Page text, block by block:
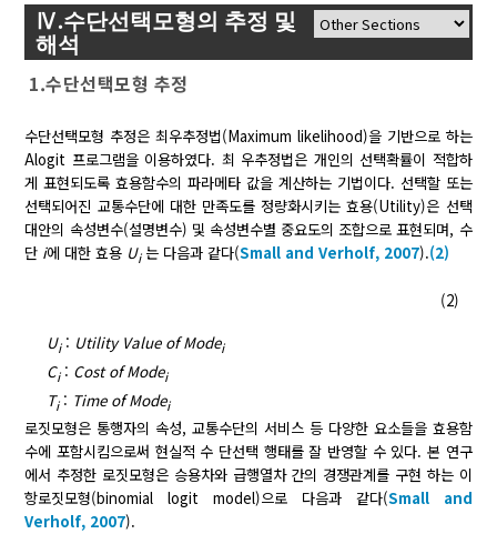
Ⅳ.수단선택모형의 추정 및
해석
1.수단선택모형 추정
수단선택모형 추정은 최우추정법(Maximum likelihood)을 기반으로 하는
Alogit 프로그램을 이용하였다. 최 우추정법은 개인의 선택확률이 적합하
게 표현되도록 효용함수의 파라메타 값을 계산하는 기법이다. 선택할 또는
선택되어진 교통수단에 대한 만족도를 정량화시키는 효용(Utility)은 선택
대안의 속성변수(설명변수) 및 속성변수별 중요도의 조합으로 표현되며, 수
단 i에 대한 효용 Ui는 다음과 같다(Small and Verholf, 2007).(2)
(2)
Ui: Utility Value of Modei
Ci: Cost of Modei
Ti: Time of Modei
로짓모형은 통행자의 속성, 교통수단의 서비스 등 다양한 요소들을 효용함
수에 포함시킴으로써 현실적 수 단선택 행태를 잘 반영할 수 있다. 본 연구
에서 추정한 로짓모형은 승용차와 급행열차 간의 경쟁관계를 구현 하는 이
항로짓모형(binomial logit model)으로 다음과 같다(Small and
Verholf, 2007).